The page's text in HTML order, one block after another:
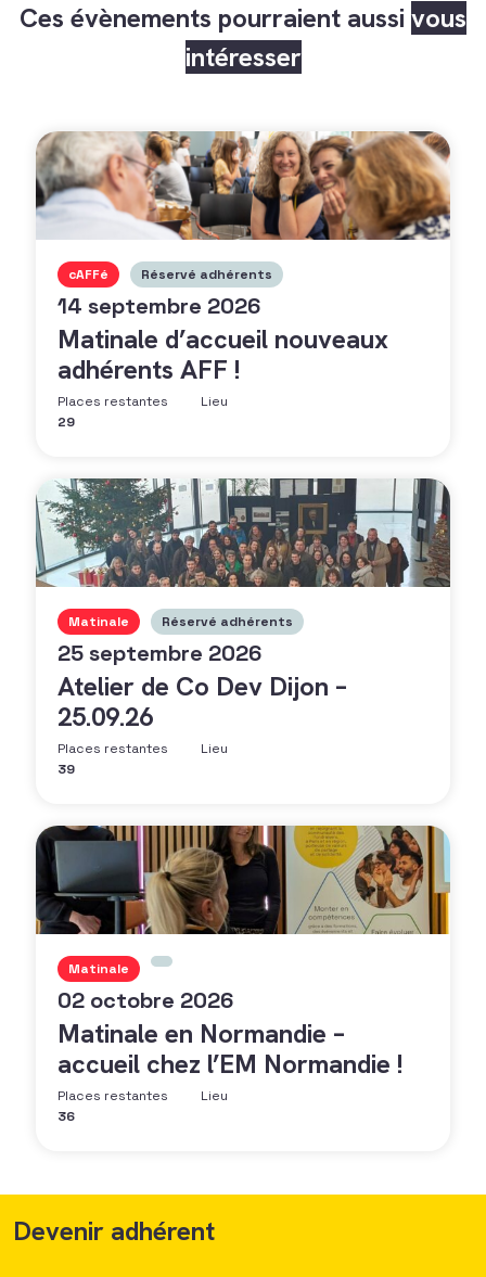
Ces évènements pourraient aussi vous
intéresser
cAFFé Réservé adhérents
14 septembre 2026
Matinale d’accueil nouveaux
adhérents AFF !
Places restantes
29
Lieu
Matinale Réservé adhérents
25 septembre 2026
Atelier de Co Dev Dijon –
25.09.26
Places restantes
39
Lieu
Matinale
02 octobre 2026
Matinale en Normandie –
accueil chez l’EM Normandie !
Places restantes
36
Lieu
Devenir adhérent